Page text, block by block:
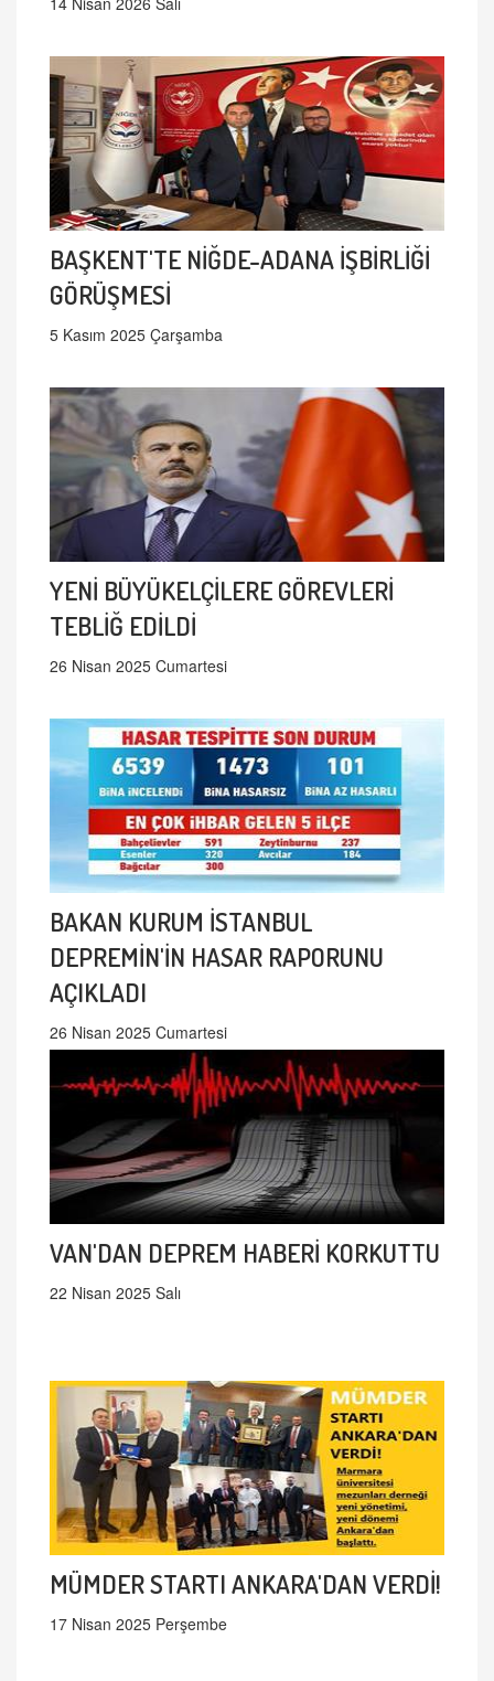
BAŞKENT'TE NİĞDE-ADANA İŞBİRLİĞİ
GÖRÜŞMESİ
5 Kasım 2025 Çarşamba
YENİ BÜYÜKELÇİLERE GÖREVLERİ
TEBLİĞ EDİLDİ
26 Nisan 2025 Cumartesi
BAKAN KURUM İSTANBUL
DEPREMİN'İN HASAR RAPORUNU
AÇIKLADI
26 Nisan 2025 Cumartesi
VAN'DAN DEPREM HABERİ KORKUTTU
22 Nisan 2025 Salı
MÜMDER STARTI ANKARA'DAN VERDİ!
17 Nisan 2025 Perşembe